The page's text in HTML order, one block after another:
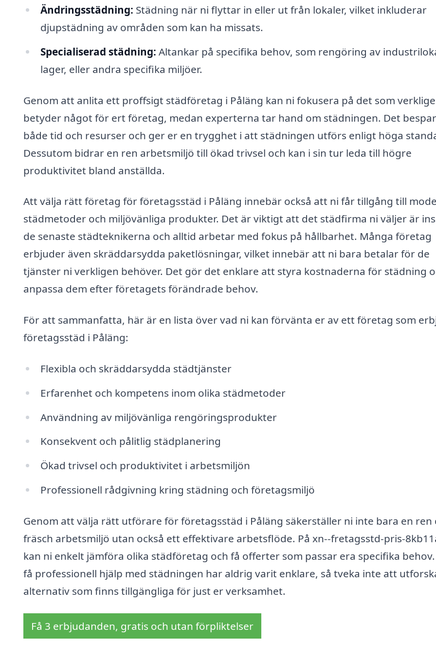
Ändringsstädning: Städning när ni flyttar in eller ut från lokaler, vilket inkluderar
djupstädning av områden som kan ha missats.
Specialiserad städning: Altankar på specifika behov, som rengöring av
lager, eller andra specifika miljöer.
Genom att anlita ett proffsigt städföretag i Påläng kan ni fokusera på det som
betyder något för ert företag, medan experterna tar hand om städningen. Det
både tid och resurser och ger er en trygghet i att städningen utförs enligt höga
Dessutom bidrar en ren arbetsmiljö till ökad trivsel och kan i sin tur leda till högre
produktivitet bland anställda.
Att välja rätt företag för företagsstäd i Påläng innebär också att ni får tillgång till
städmetoder och miljövänliga produkter. Det är viktigt att det städfirma ni väljer är
de senaste städteknikerna och alltid arbetar med fokus på hållbarhet. Många företag
erbjuder även skräddarsydda paketlösningar, vilket innebär att ni bara betalar för de
tjänster ni verkligen behöver. Det gör det enklare att styra kostnaderna för städning
anpassa dem efter företagets förändrade behov.
För att sammanfatta, här är en lista över vad ni kan förvänta er av ett företag som
företagsstäd i Påläng:
Flexibla och skräddarsydda städtjänster
Erfarenhet och kompetens inom olika städmetoder
Användning av miljövänliga rengöringsprodukter
Konsekvent och pålitlig städplanering
Ökad trivsel och produktivitet i arbetsmiljön
Professionell rådgivning kring städning och företagsmiljö
Genom att välja rätt utförare för företagsstäd i Påläng säkerställer ni inte bara en ren
fräsch arbetsmiljö utan också ett effektivare arbetsflöde. På xn--fretagsstd-pris-
kan ni enkelt jämföra olika städföretag och få offerter som passar era specifika
få professionell hjälp med städningen har aldrig varit enklare, så tveka inte att
alternativ som finns tillgängliga för just er verksamhet.
Få 3 erbjudanden, gratis och utan förpliktelser